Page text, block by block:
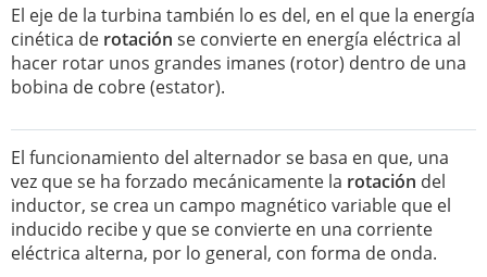
El eje de la turbina también lo es del, en el que la energía
cinética de rotación se convierte en energía eléctrica al
hacer rotar unos grandes imanes (rotor) dentro de una
bobina de cobre (estator).
El funcionamiento del alternador se basa en que, una
vez que se ha forzado mecánicamente la rotación del
inductor, se crea un campo magnético variable que el
inducido recibe y que se convierte en una corriente
eléctrica alterna, por lo general, con forma de onda.